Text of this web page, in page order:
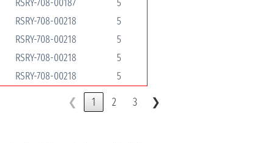
RSRY-708-00187
5
RSRY-708-00218
5
RSRY-708-00218
5
RSRY-708-00218
5
RSRY-708-00218 5
❮ 1 2 3 ❯